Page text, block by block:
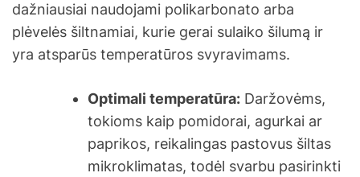
dažniausiai naudojami polikarbonato arba
plėvelės šiltnamiai, kurie gerai sulaiko šilumą ir
yra atsparūs temperatūros svyravimams.
Optimali temperatūra: Daržovėms,
tokioms kaip pomidorai, agurkai ar
paprikos, reikalingas pastovus šiltas
mikroklimatas, todėl svarbu pasirinkti